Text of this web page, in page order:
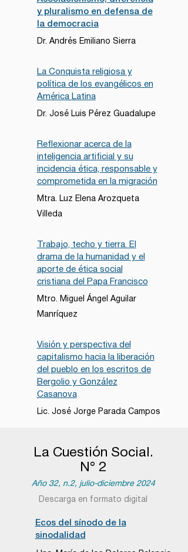
y pluralismo en defensa de
la democracia
Dr. Andrés Emiliano Sierra
La Conquista religiosa y
política de los evangélicos en
América Latina
Dr. José Luis Pérez Guadalupe
Reflexionar acerca de la
inteligencia artificial y su
incidencia ética, responsable y
comprometida en la migración
Mtra. Luz Elena Arozqueta
Villeda
Trabajo, techo y tierra. El
drama de la humanidad y el
aporte de ética social
cristiana del Papa Francisco
Mtro. Miguel Ángel Aguilar
Manríquez
Visión y perspectiva del
capitalismo hacia la liberación
del pueblo en los escritos de
Bergolio y González
Casanova
Lic. José Jorge Parada Campos
La Cuestión Social.
N° 2
Año 32, n.2, julio-diciembre 2024
Descarga en formato digital
Ecos del sínodo de la
sinodalidad